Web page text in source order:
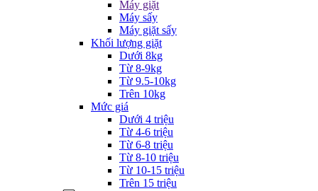
Máy giặt
Máy sấy
Máy giặt sấy
Khối lượng giặt
Dưới 8kg
Từ 8-9kg
Từ 9.5-10kg
Trên 10kg
Mức giá
Dưới 4 triệu
Từ 4-6 triệu
Từ 6-8 triệu
Từ 8-10 triệu
Từ 10-15 triệu
Trên 15 triệu